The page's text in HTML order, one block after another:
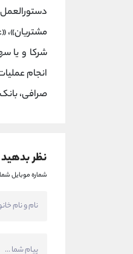
مشتریان»،
شرکا و یا
انجام
صرافی،
نظر بدهید
شماره موبایل